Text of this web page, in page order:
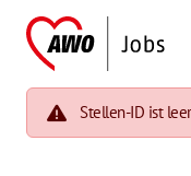
Stellen-ID ist